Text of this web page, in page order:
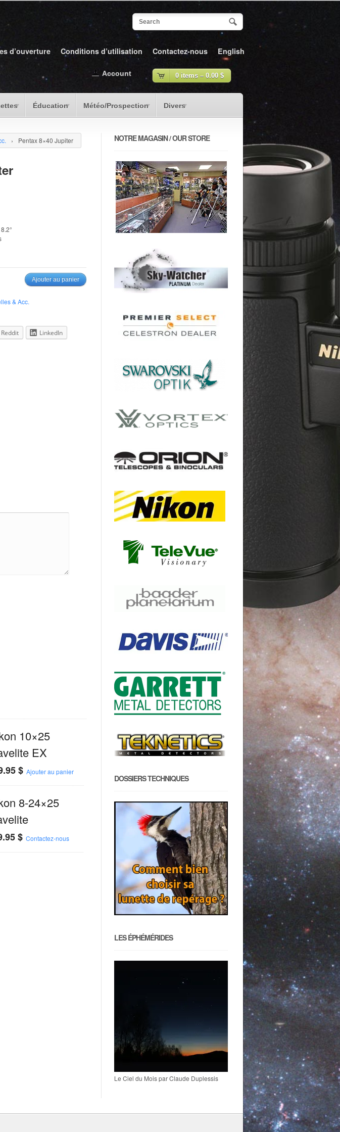
d’ouverture Conditions d’utilisation Contactez-nous English
Éducation Météo/Prospection Divers
0 items – 0.00 $
Account
› Pentax 8×40 Jupiter
Ajouter au panier
& Acc.
Reddit
LinkedIn
10×25
EX
$ Ajouter au panier
8-24×25
$ Contactez-nous
NOTRE MAGASIN / OUR STORE
DOSSIERS TECHNIQUES
LES ÉPHÉMÉRIDES
Le Ciel du Mois par Claude Duplessis